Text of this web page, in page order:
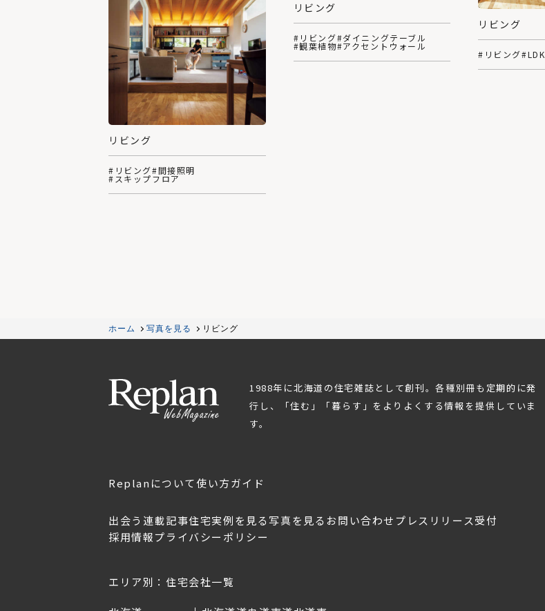
リビング
#リビング#間接照明
#スキップフロア
リビング
#リビング#ダイニングテーブル
#観葉植物#アクセントウォール
リビング
#リビング#LDK
ホーム 写真を見る リビング
1988年に北海道の住宅雑誌として創刊。各種別冊も定期的に発
行し、「住む」「暮らす」をよりよくする情報を提供していま
す。
Replanについて使い方ガイド
出会う 連載記事住宅実例を見る写真を見る お問い合わせ プレスリリース受付
採用情報プライバシーポリシー
エリア別：住宅会社一覧
2026年3月11日